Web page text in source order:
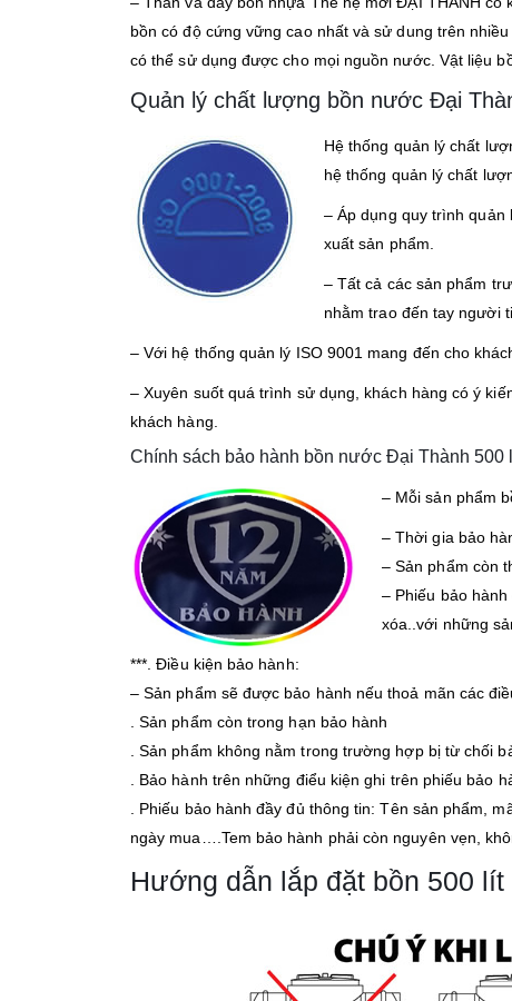
bồn có độ cứng vững cao nhất và sử dung trên
có thể sử dụng được cho mọi nguồn nước. Vật liệu
Quản lý chất lượng bồn nước Đại
Hệ thống quản lý chất
hệ thống quản lý chất
– Áp dụng quy trình quản
xuất sản phẩm.
– Tất cả các sản phẩm
nhằm trao đến tay người
– Với hệ thống quản lý ISO 9001 mang đến cho
– Xuyên suốt quá trình sử dụng, khách hàng có ý
khách hàng.
Chính sách bảo hành bồn nước Đại Thành 500
– Mỗi sản phẩm
– Thời gia bảo
– Sản phẩm còn
– Phiếu bảo
xóa..với những
***. Điều kiện bảo hành:
– Sản phẩm sẽ được bảo hành nếu thoả mãn các
. Sản phẩm còn trong hạn bảo hành
. Sản phẩm không nằm trong trường hợp bị từ chối
. Bảo hành trên những điểu kiện ghi trên phiếu bảo
. Phiếu bảo hành đầy đủ thông tin: Tên sản phẩm,
ngày mua….Tem bảo hành phải còn nguyên vẹn,
Hướng dẫn lắp đặt bồn 500